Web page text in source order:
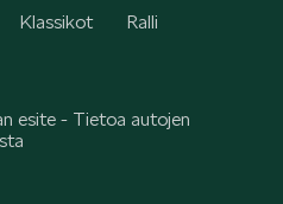
Klassikot Ralli
esite - Tietoa autojen